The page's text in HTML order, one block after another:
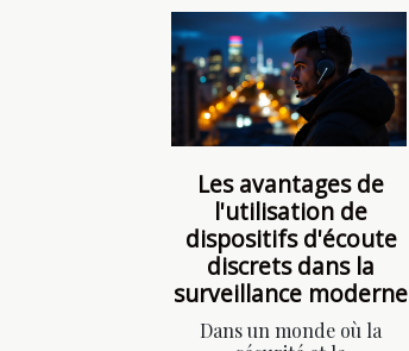
Les avantages de
l'utilisation de
dispositifs d'écoute
discrets dans la
surveillance moderne
Dans un monde où la